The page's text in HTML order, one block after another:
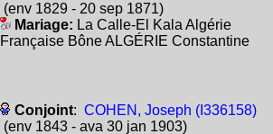
(env 1829 - 20 sep 1871)
Mariage: La Calle-El Kala Algérie
Française Bône ALGÉRIE Constantine
Conjoint: COHEN, Joseph (I336158)
(env 1843 - ava 30 jan 1903)